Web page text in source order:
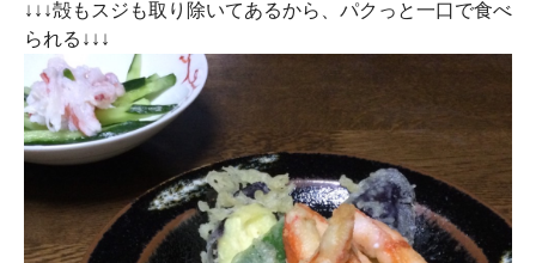
↓↓↓殻もスジも取り除いてあるから、パクっと一口で食べ
られる↓↓↓